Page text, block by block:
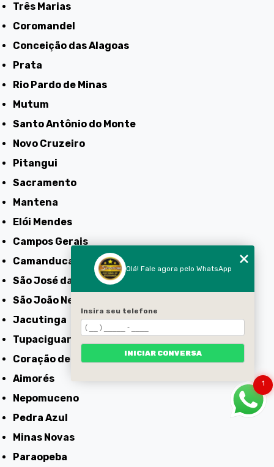
Três Marias
Coromandel
Conceição das Alagoas
Prata
Rio Pardo de Minas
Mutum
Santo Antônio do Monte
Novo Cruzeiro
Pitangui
Sacramento
Mantena
Elói Mendes
Campos Gerais
Camanducaia
São José da Lapa
São João Nepomuceno
Jacutinga
Tupaciguara
Coração de Jesus
Aimorés
Nepomuceno
Pedra Azul
Minas Novas
Paraopeba
1
Olá! Fale agora pelo WhatsApp
Insira seu telefone
INICIAR CONVERSA